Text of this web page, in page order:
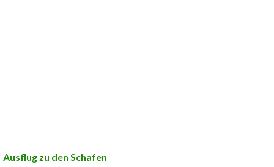
Ausflug zu den Schafen